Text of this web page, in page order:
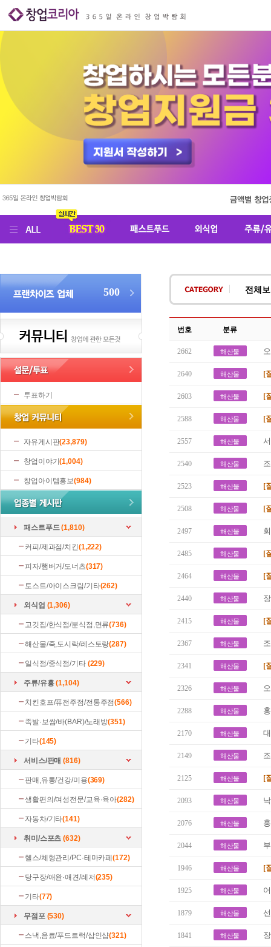
500
투표하기
자유게시판(23,879)
창업이야기(1,004)
창업아이템홍보(984)
패스트푸드 (1,810)
커피/제과점/치킨(1,222)
피자/햄버거/도너츠(317)
토스트/아이스크림/기타(262)
외식업 (1,306)
고깃집/한식점/분식점,면류(736)
해산물/죽,도시락/레스토랑(287)
일식점/중식점/기타 (229)
주류/유흥 (1,104)
치킨호프/퓨전주점/전통주점(566)
족발·보쌈/바(BAR)/노래방(351)
기타(145)
서비스/판매 (816)
판매,유통/건강/미용(369)
생활편의/여성전문/교육·육아(282)
자동차/기타(141)
취미/스포츠 (632)
헬스/체형관리/PC·테마카페(172)
당구장/애완·애견/레저(235)
기타(77)
무점포 (530)
스낵,음료/푸드트럭/삽인샵(321)
전체
번호 분류
2662 해산물
2640 해산물 [
2603 해산물 [
2588 해산물 [
2557 해산물
2540 해산물
2523 해산물 [
2508 해산물 [
2497 해산물
2485 해산물 [
2464 해산물 [
2440 해산물
2415 해산물 [
2367 해산물
2341 해산물 [
2326 해산물
2288 해산물
2170 해산물
2149 해산물
2125 해산물 [
2093 해산물
2076 해산물
2044 해산물
1946 해산물 [
1925 해산물
1879 해산물
1841 해산물